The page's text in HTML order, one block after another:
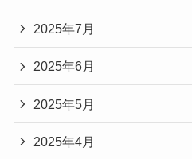
2025年7月
2025年6月
2025年5月
2025年4月